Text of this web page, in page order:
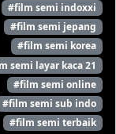
#film semi indoxxi
#film semi jepang
#film semi korea
semi layar kaca 21
#film semi online
#film semi sub indo
#film semi terbaik